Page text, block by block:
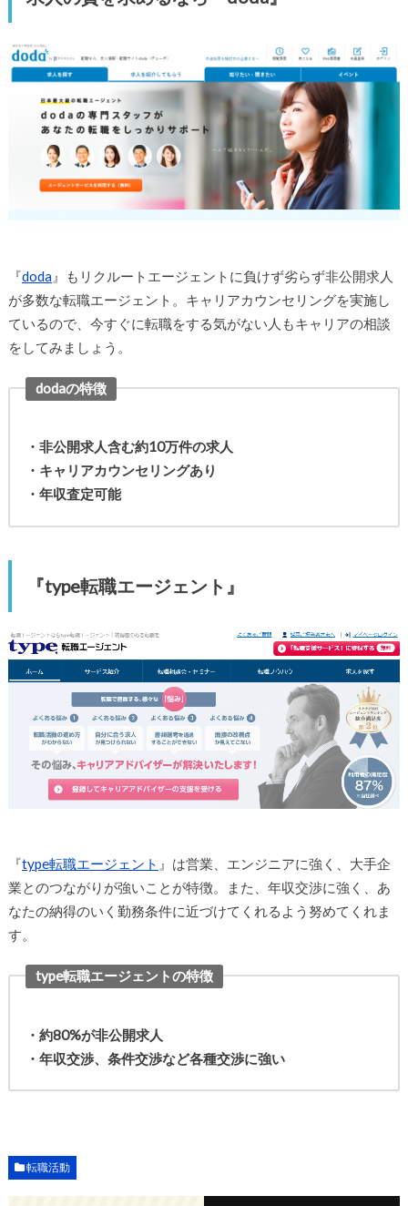
『doda』もリクルートエージェントに負けず劣らず非公開求人
が多数な転職エージェント。キャリアカウンセリングを実施し
ているので、今すぐに転職をする気がない人もキャリアの相談
をしてみましょう。
dodaの特徴
・非公開求人含む約10万件の求人
・キャリアカウンセリングあり
・年収査定可能
『type転職エージェント』
『type転職エージェント 』は営業、エンジニアに強く、大手企
業とのつながりが強いことが特徴。また、年収交渉に強く、あ
なたの納得のいく勤務条件に近づけてくれるよう努めてくれま
す。
type転職エージェントの特徴
・約80%が非公開求人
・年収交渉、条件交渉など各種交渉に強い
転職活動